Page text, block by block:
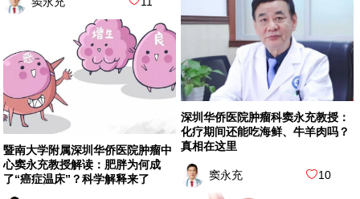
深圳华侨医院肿瘤科窦永充教授：
化疗期间还能吃海鲜、牛羊肉吗？
真相在这里
窦永充 10
暨南大学附属深圳华侨医院肿瘤中
心窦永充教授解读：肥胖为何成
了“癌症温床”？科学解释来了